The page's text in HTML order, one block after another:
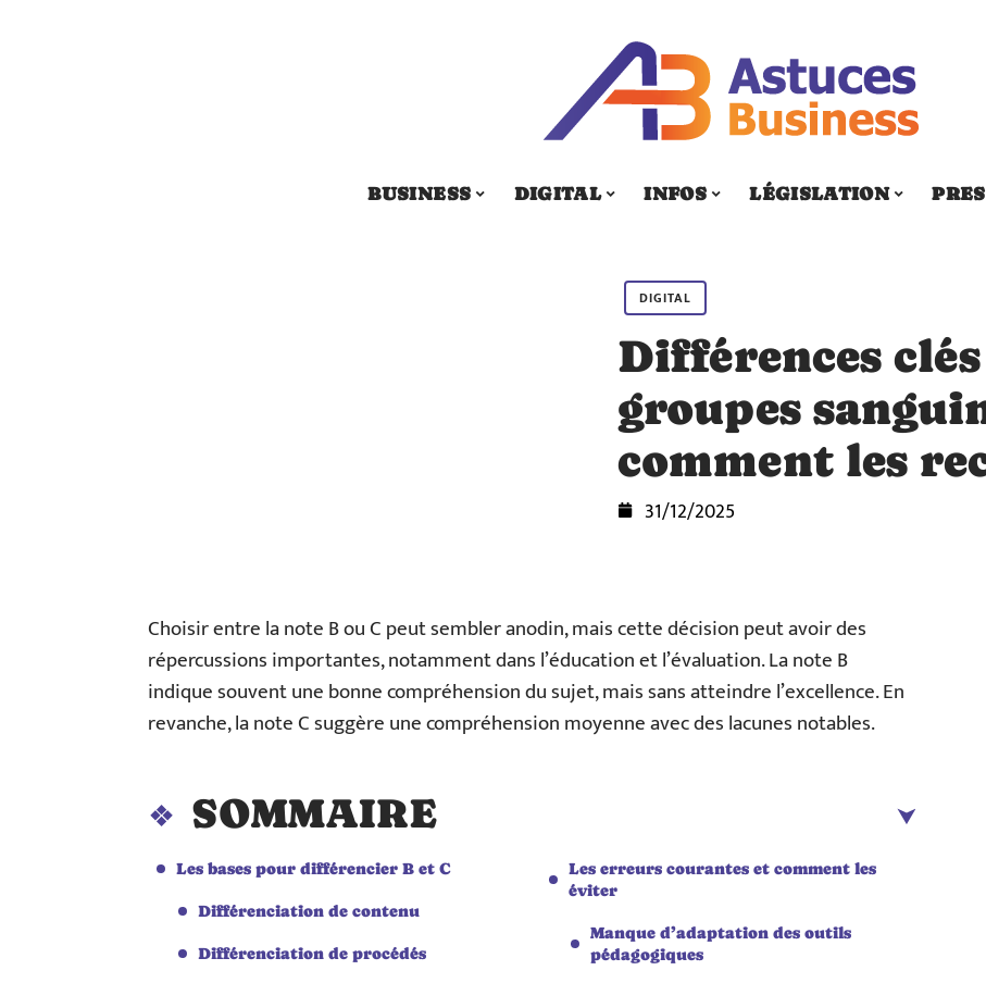
BUSINESS DIGITAL INFOS LÉGISLATION
DIGITAL
Différences
groupes
comment les
31/12/2025
Choisir entre la note B ou C peut sembler anodin, mais cette décision peut avoir des
répercussions importantes, notamment dans l’éducation et l’évaluation. La note B
indique souvent une bonne compréhension du sujet, mais sans atteindre l’excellence. En
revanche, la note C suggère une compréhension moyenne avec des lacunes notables.
SOMMAIRE
Les bases pour différencier B et C
Différenciation de contenu
Différenciation de procédés
Les erreurs courantes et comment les
éviter
Manque d’adaptation des outils
pédagogiques